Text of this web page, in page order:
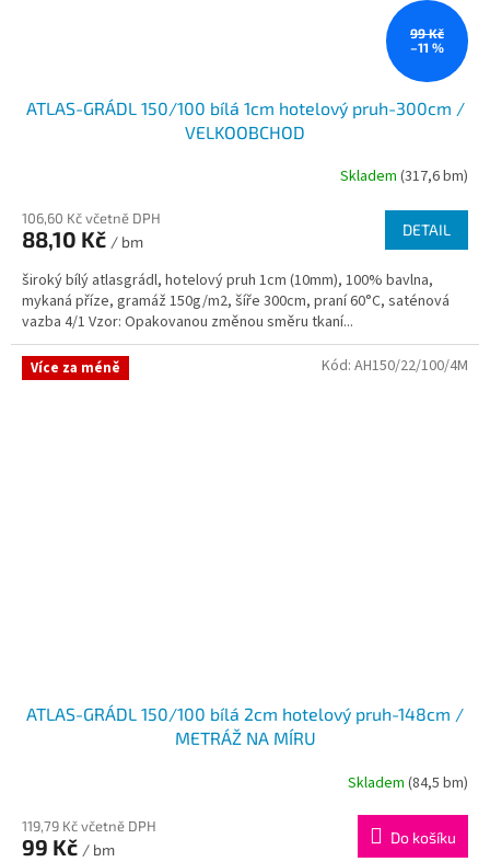
99 Kč
–11 %
ATLAS-GRÁDL 150/100 bílá 1cm hotelový pruh-300cm /
VELKOOBCHOD
Skladem (317,6 bm)
106,60 Kč včetně DPH
88,10 Kč / bm
DETAIL
široký bílý atlasgrádl, hotelový pruh 1cm (10mm), 100% bavlna,
mykaná příze, gramáž 150g/m2, šíře 300cm, praní 60°C, saténová
vazba 4/1 Vzor: Opakovanou změnou směru tkaní...
Více za méně
ATLAS-GRÁDL 150/100 bílá 2cm hotelový pruh-148cm /
METRÁŽ NA MÍRU
Skladem (84,5 bm)
119,79 Kč včetně DPH
99 Kč / bm
Do košíku
Kód: AH150/22/100/4M